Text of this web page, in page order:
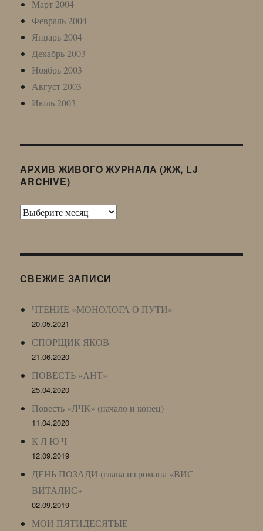
Март 2004
Февраль 2004
Январь 2004
Декабрь 2003
Ноябрь 2003
Август 2003
Июль 2003
АРХИВ ЖИВОГО ЖУРНАЛА (ЖЖ, LJ
ARCHIVE)
Архив
LJ
СВЕЖИЕ ЗАПИСИ
ЧТЕНИЕ «МОНОЛОГА О ПУТИ»
20.05.2021
СПОРЩИК ЯКОВ
21.06.2020
ПОВЕСТЬ «АНТ»
25.04.2020
Повесть «ЛЧК» (начало и конец)
11.04.2020
К Л Ю Ч
12.09.2019
ДЕНЬ ПОЗАДИ (глава из романа «ВИС
ВИТАЛИС»
02.09.2019
МОИ ПЯТИДЕСЯТЫЕ